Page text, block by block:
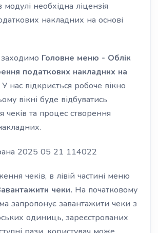
необхідна ліцензія
накладних на основі
Головне меню - Облік
податкових накладних на
У нас відкриється робоче вікно
вікні буде відбуватись
чеків та процес створення
чеків, в лівій частині меню
чеки. На початковому
запропонує завантажити чеки з
одиниць, зареєстрованих